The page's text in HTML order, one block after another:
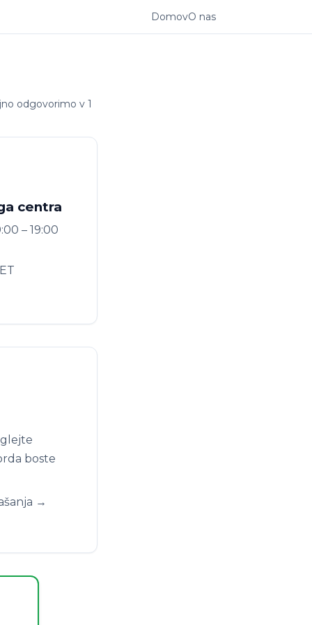
DomovO nas
odgovorimo v 1
centra
– 19:00
boste
→